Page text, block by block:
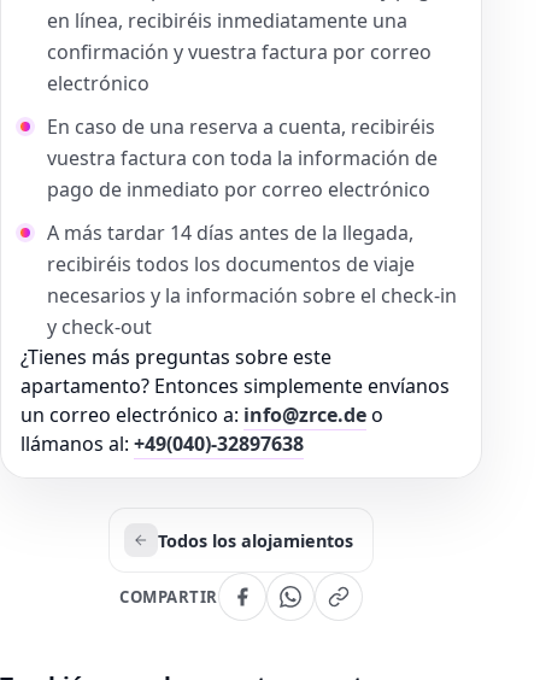
en línea, recibiréis inmediatamente una
confirmación y vuestra factura por correo
electrónico
En caso de una reserva a cuenta, recibiréis
vuestra factura con toda la información de
pago de inmediato por correo electrónico
A más tardar 14 días antes de la llegada,
recibiréis todos los documentos de viaje
necesarios y la información sobre el check-in
y check-out
¿Tienes más preguntas sobre este
apartamento? Entonces simplemente envíanos
un correo electrónico a: info@zrce.deo
llámanos al: +49(040)-32897638
Todos los alojamientos
COMPARTIR